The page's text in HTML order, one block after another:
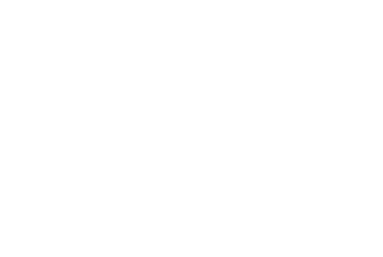
Călători a anunțat modificările pentru anul următor